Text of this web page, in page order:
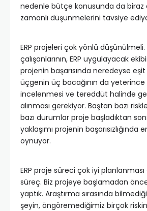
nedenle bütçe konusunda da biraz
zamanlı düşünmelerini tavsiye
ERP projeleri çok yönlü düşünülmeli.
çalışanlarının, ERP uygulayacak
projenin başarısında neredeyse
üçgenin üç bacağının da yeterince
incelenmesi ve tereddüt halinde
alınması gerekiyor. Baştan bazı
bazı durumlar proje başladıktan
yaklaşımı projenin başarısızlığında
oynuyor.
ERP proje süreci çok iyi
süreç. Biz projeye başlamadan önce,
yaptık. Araştırma sırasında
şeyin, öngöremediğimiz birçok